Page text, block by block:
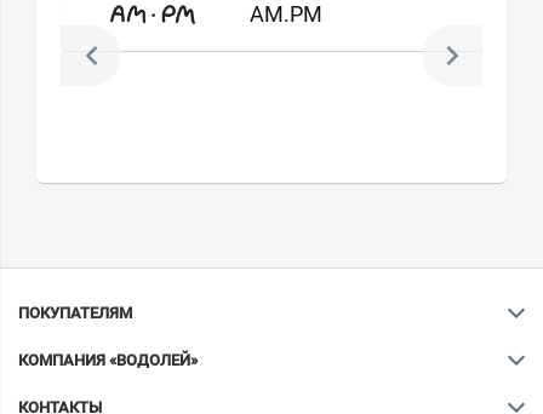
AM.PM
ПОКУПАТЕЛЯМ
КОМПАНИЯ «ВОДОЛЕЙ»
КОНТАКТЫ